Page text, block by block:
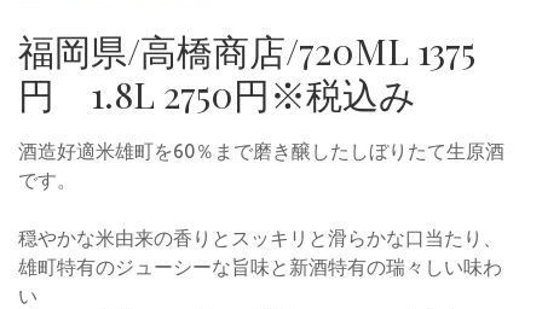
福岡県/高橋商店/720ML 1375
円 1.8L 2750円※税込み
酒造好適米雄町を60％まで磨き醸したしぼりたて生原酒
です。
穏やかな米由来の香りとスッキリと滑らかな口当たり、
雄町特有のジューシーな旨味と新酒特有の瑞々しい味わ
い